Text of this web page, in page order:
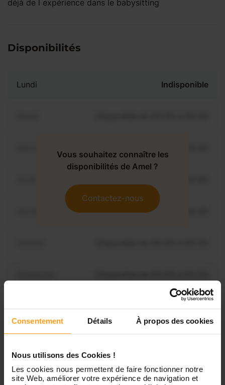
Consentement Détails À propos des cookies
Nous utilisons des Cookies !
Les cookies nous permettent de faire fonctionner notre
site Web, améliorer votre expérience de navigation et
déjà de l expérience dans le babysitting
Disponibilités
Lundi Indisponible
Disponible de 00:00 à 00:00
Vous souhaitez connaître les
disponibilités de Amel ?
Contactez-nous
Services proposés
Garde d’enfants